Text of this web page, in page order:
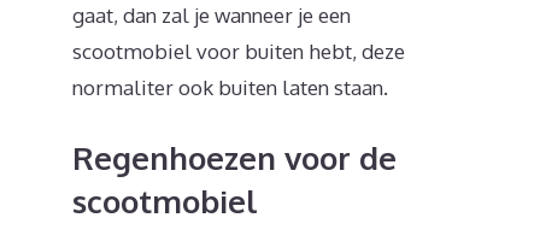
gaat, dan zal je wanneer je een
scootmobiel voor buiten hebt, deze
normaliter ook buiten laten staan.
Regenhoezen voor de
scootmobiel